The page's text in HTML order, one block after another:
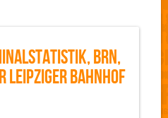
Querung
und
BRN,
LEIPZIGER BAHNHOF